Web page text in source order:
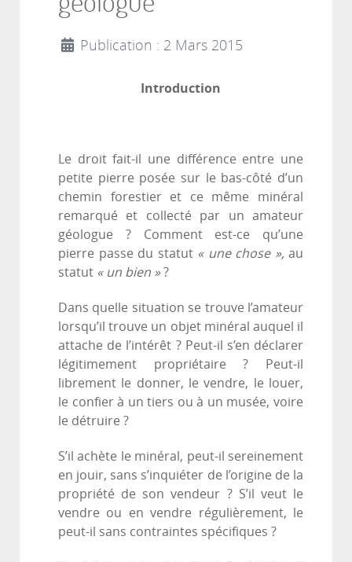
Publication : 2 Mars 2015
Introduction
Le droit fait-il une différence entre une
petite pierre posée sur le bas-côté d’un
chemin forestier et ce même minéral
remarqué et collecté par un amateur
géologue ? Comment est-ce qu’une
pierre passe du statut « une chose », au
statut « un bien »?
Dans quelle situation se trouve l’amateur
lorsqu’il trouve un objet minéral auquel il
attache de l’intérêt ? Peut-il s’en déclarer
légitimement propriétaire ? Peut-il
librement le donner, le vendre, le louer,
le confier à un tiers ou à un musée, voire
le détruire ?
S’il achète le minéral, peut-il sereinement
en jouir, sans s’inquiéter de l’origine de la
propriété de son vendeur ? S’il veut le
vendre ou en vendre régulièrement, le
peut-il sans contraintes spécifiques ?